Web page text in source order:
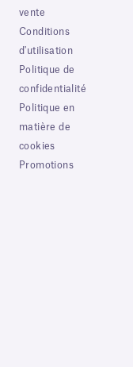
vente
Conditions
d'utilisation
Politique de
confidentialité
Politique en
matière de
cookies
Promotions